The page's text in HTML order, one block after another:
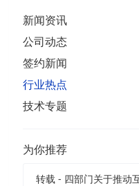
新闻资讯
公司动态
签约新闻
行业热点
技术专题
为你推荐
转载 - 四部门关于推动